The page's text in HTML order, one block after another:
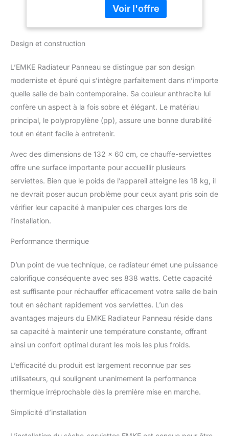
noter que ce porte-
de connexion: les sèche-
serviettes peuvent être
installées à l'envers et
connectées sur le côté
gauche ou droit. Filetage:
G1/2", pas: 50 mm.
Matériaux de haute
: Conçu en acier de
assemblé avec une
technique de soudure
intégrale, ce radiateur est
robuste et durable,
d'eau, ce qui le rend
particulièrement adapté
aux environnements
humides comme la salle
placer le sèche-
serviettes sur le mur peut
économiser beaucoup
mur (du mur au bord
extérieur du radiateur):
99-115 mm. Emballage
sécuritaire: Chaque
en carton renforcé de
Design et construction
L’EMKE Radiateur Panneau se distingue par son design
moderniste et épuré qui s’intègre parfaitement dans n’importe
quelle salle de bain contemporaine. Sa couleur anthracite lui
confère un aspect à la fois sobre et élégant. Le matériau
principal, le polypropylène (pp), assure une bonne durabilité
tout en étant facile à entretenir.
Avec des dimensions de 132 x 60 cm, ce chauffe-serviettes
offre une surface importante pour accueillir plusieurs
serviettes. Bien que le poids de l’appareil atteigne les 18 kg, il
ne devrait poser aucun problème pour ceux ayant pris soin de
vérifier leur capacité à manipuler ces charges lors de
l’installation.
Performance thermique
D’un point de vue technique, ce radiateur émet une puissance
calorifique conséquente avec ses 838 watts. Cette capacité
est suffisante pour réchauffer efficacement votre salle de bain
tout en séchant rapidement vos serviettes. L’un des
avantages majeurs du EMKE Radiateur Panneau réside dans
sa capacité à maintenir une température constante, offrant
ainsi un confort optimal durant les mois les plus froids.
L’efficacité du produit est largement reconnue par ses
utilisateurs, qui soulignent unanimement la performance
thermique irréprochable dès la première mise en marche.
Simplicité d’installation